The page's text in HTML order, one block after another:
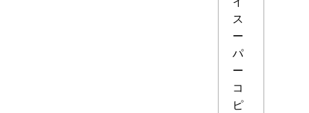
ス
ー
パ
ー
コ
ピ